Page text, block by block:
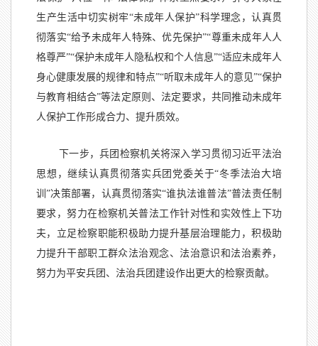
生产生活中切实树牢“未成年人保护”科学理念，认真贯
彻落实“给予未成年人特殊、优先保护”“尊重未成年人人
格尊严”“保护未成年人隐私权和个人信息”“适应未成年人
身心健康发展的规律和特点”“听取未成年人的意见”“保护
与教育相结合”等法定原则、法定要求，共同推动未成年
人保护工作形成合力、提升质效。
下一步，兵团检察机关将深入学习贯彻习近平法治
思想，继续认真贯彻落实兵团党委关于“冬季法治大培
训”决策部署，认真贯彻落实“谁执法谁普法”普法责任制
要求，努力在检察机关普法工作针对性和实效性上下功
夫，立足检察职能积极助力提升基层治理能力，积极助
力提升干部职工群众法治观念、法治意识和法治素养，
努力为平安兵团、法治兵团建设作出更大的检察贡献。